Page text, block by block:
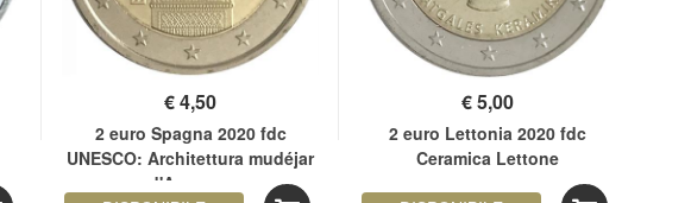
€4,50
2 euro Spagna 2020 fdc
UNESCO: Architettura mudéjar
d'Aragona
€5,00
2 euro Lettonia 2020 fdc
Ceramica Lettone